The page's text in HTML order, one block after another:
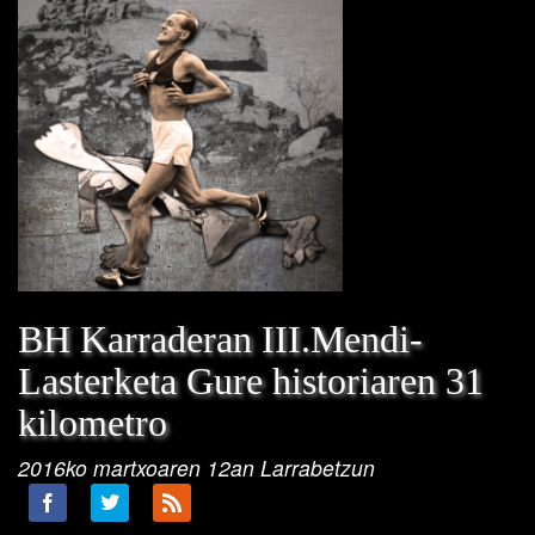
BH Karraderan III.Mendi-
Lasterketa Gure historiaren 31
kilometro
2016ko martxoaren 12an Larrabetzun